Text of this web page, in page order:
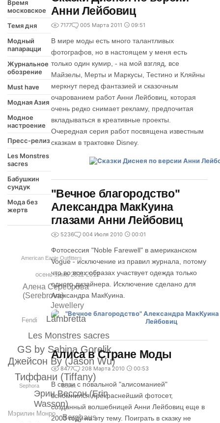
Время
московское
Темя дня
Модный
папарацци
Журнальное
обозрение
Must have
Модная Азия
Модное
настроение
Пресс-релиз
Les Monstres
sacres
Бабушкин
сундук
Мода без
жертв
Джейсон Ву (Jason Wu)
GS by Sabina Gorelik
Тиффани (Tiffany)
Les Monstres sacres
Эрин Вессон (Erin
Wasson)
Lambretta
Jewellery
Berghaus
Алена Сереброва
(Serebrova)
Мэрилин Монро
осень-зима 2011-2012
Fendi
Boboli
Sephora
American Eagle Outfitters
Анни Лейбовиц
7177 005 Марта 2011 09:51
В мире моды есть много талантливых
фотографов, но в настоящем у меня есть
только один кумир, - на мой взгляд, все
Майзелы, Мерты и Маркусы, Тестино и Кляйны
меркнут перед фантазией и сказочным
очарованием работ Анни Лейбовиц, которая
очень редко снимает рекламу, предпочитая
вкладываться в креативные проекты.
Очередная серия работ посвящена известным
сказкам в трактовке Disney.
"Вечное благородство"
Александра МакКуина
глазами Анни Лейбовиц
5236 004 Июля 2010 00:01
Фотосессия "Noble Farewell" в американском
Vogue - исключение из правил журнала, потому
что во всех образах участвует одежда только
одного дизайнера. Исключение сделано для
Александра МакКуина.
Алиса в Стране Моды
8477 208 Марта 2010 00:53
В связи с повальной "алисоманией"
вспомнился прекраснейший фотосет,
созданный волшебницей Анни Лейбовиц еще в
2003 году на эту тему. Поиграть в сказку не